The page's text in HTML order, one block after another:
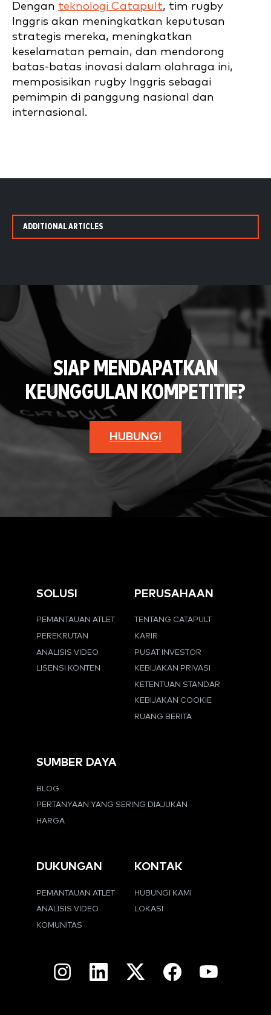
Dengan teknologi Catapult, tim rugby
Inggris akan meningkatkan keputusan
strategis mereka, meningkatkan
keselamatan pemain, dan mendorong
batas-batas inovasi dalam olahraga ini,
memposisikan rugby Inggris sebagai
pemimpin di panggung nasional dan
internasional.
ADDITIONAL ARTICLES
SIAP MENDAPATKAN
KEUNGGULAN KOMPETITIF?
HUBUNGI
SOLUSI
PEMANTAUAN ATLET
PEREKRUTAN
ANALISIS VIDEO
LISENSI KONTEN
PERUSAHAAN
TENTANG CATAPULT
KARIR
PUSAT INVESTOR
KEBIJAKAN PRIVASI
KETENTUAN STANDAR
KEBIJAKAN COOKIE
RUANG BERITA
SUMBER DAYA
BLOG
PERTANYAAN YANG SERING DIAJUKAN
HARGA
DUKUNGAN
PEMANTAUAN ATLET
ANALISIS VIDEO
KOMUNITAS
KONTAK
HUBUNGI KAMI
LOKASI